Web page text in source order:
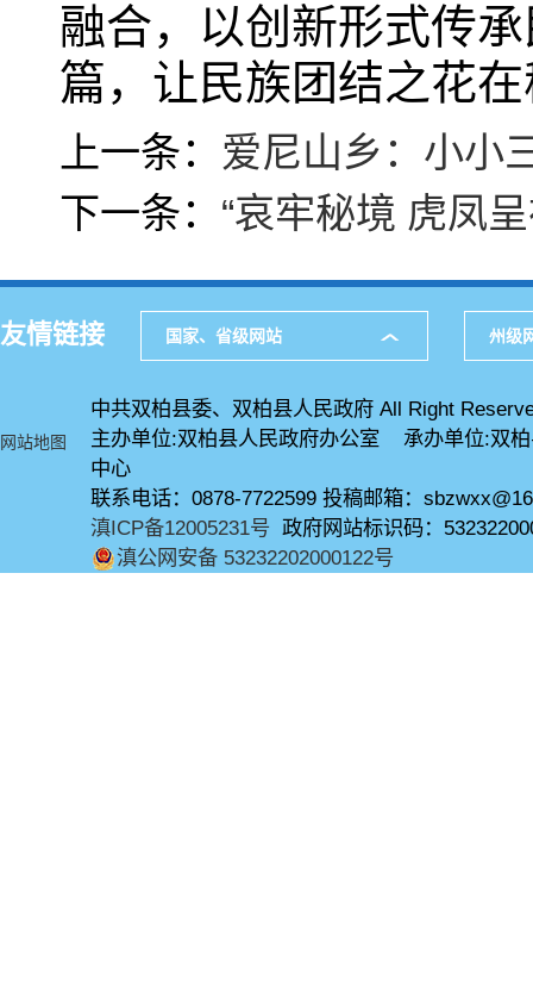
融合，以创新形式传
篇，让民族团结之花
上一条： 爱尼山乡：小小
下一条： “哀牢秘境 虎凤
友情链接 国家、省级网站 州级
网站地图
中共双柏县委、双柏县人民政府 All Right
主办单位:双柏县人民政府办公室 承办单位:双
中心
联系电话：0878-7722599 投稿邮箱：
滇ICP备12005231号 政府网站标识码：
滇公网安备 53232202000122号